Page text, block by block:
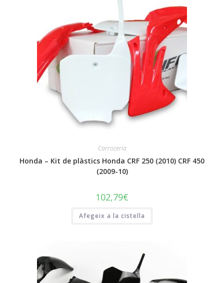
Carroceria
Honda – Kit de plàstics Honda CRF 250 (2010) CRF 450
(2009-10)
102,79€
Afegeix a la cistella